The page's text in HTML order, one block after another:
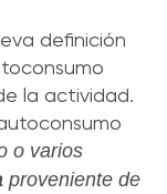
definición
la actividad.
o varios
proveniente de